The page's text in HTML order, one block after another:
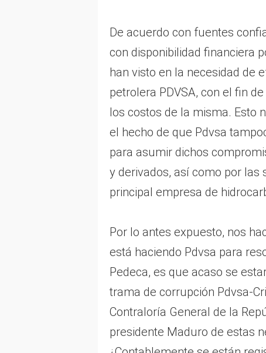
De acuerdo con fuentes
con disponibilidad financiera
han visto en la necesidad de
petrolera PDVSA, con el fin
los costos de la misma. Esto
el hecho de que Pdvsa
para asumir dichos
y derivados, así como por las
principal empresa de
Por lo antes expuesto, nos
está haciendo Pdvsa para
Pedeca, es que acaso se
trama de corrupción Pdvsa-
Contraloría General de la
presidente Maduro de estas